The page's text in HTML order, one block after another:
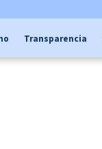
Transparencia